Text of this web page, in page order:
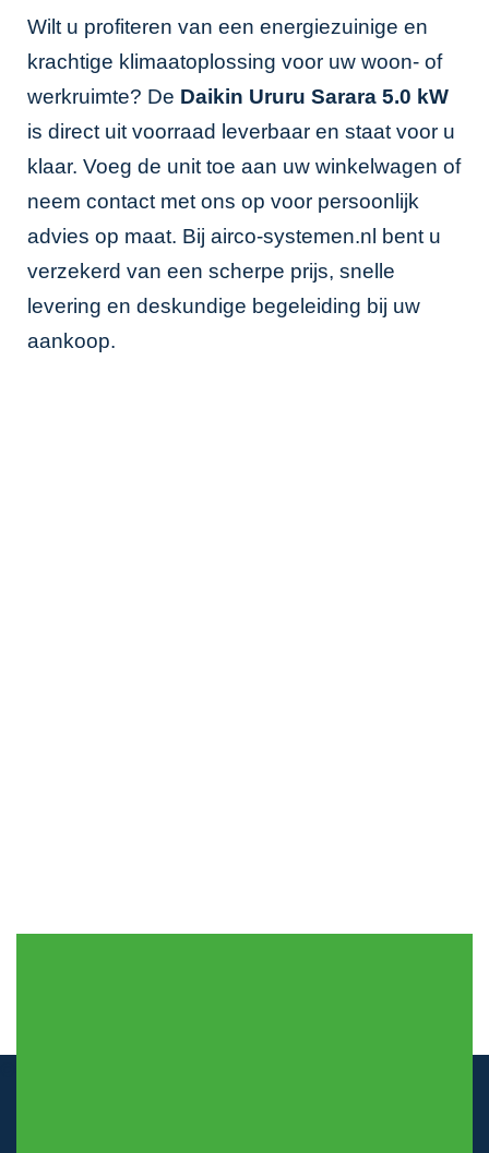
Wilt u profiteren van een energiezuinige en
krachtige klimaatoplossing voor uw woon- of
werkruimte? De Daikin Ururu Sarara 5.0 kW
is direct uit voorraad leverbaar en staat voor u
klaar. Voeg de unit toe aan uw winkelwagen of
neem contact met ons op voor persoonlijk
advies op maat. Bij airco-systemen.nl bent u
verzekerd van een scherpe prijs, snelle
levering en deskundige begeleiding bij uw
aankoop.